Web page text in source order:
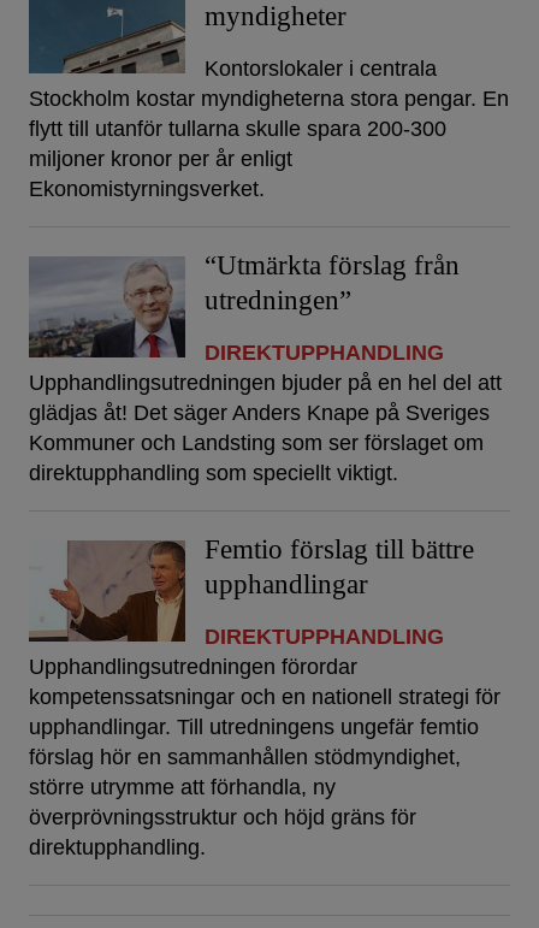
myndigheter
Kontorslokaler i centrala
Stockholm kostar myndigheterna stora pengar. En
flytt till utanför tullarna skulle spara 200-300
miljoner kronor per år enligt
Ekonomistyrningsverket.
“Utmärkta förslag från
utredningen”
DIREKTUPPHANDLING
Upphandlingsutredningen bjuder på en hel del att
glädjas åt! Det säger Anders Knape på Sveriges
Kommuner och Landsting som ser förslaget om
direktupphandling som speciellt viktigt.
Femtio förslag till bättre
upphandlingar
DIREKTUPPHANDLING
Upphandlingsutredningen förordar
kompetenssatsningar och en nationell strategi för
upphandlingar. Till utredningens ungefär femtio
förslag hör en sammanhållen stödmyndighet,
större utrymme att förhandla, ny
överprövningsstruktur och höjd gräns för
direktupphandling.